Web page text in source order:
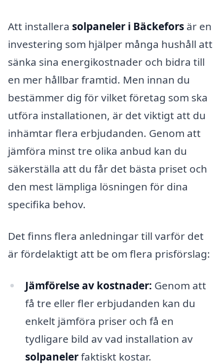
Att installera solpaneler i Bäckefors är en
investering som hjälper många hushåll att
sänka sina energikostnader och bidra till
en mer hållbar framtid. Men innan du
bestämmer dig för vilket företag som ska
utföra installationen, är det viktigt att du
inhämtar flera erbjudanden. Genom att
jämföra minst tre olika anbud kan du
säkerställa att du får det bästa priset och
den mest lämpliga lösningen för dina
specifika behov.
Det finns flera anledningar till varför det
är fördelaktigt att be om flera prisförslag:
Jämförelse av kostnader: Genom att
få tre eller fler erbjudanden kan du
enkelt jämföra priser och få en
tydligare bild av vad installation av
solpanelerfaktiskt kostar.